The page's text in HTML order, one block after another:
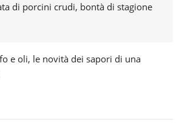
di porcini crudi, bontà di stagione
e oli, le novità dei sapori di una